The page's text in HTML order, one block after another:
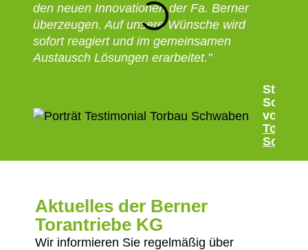
den neuen Innovationen der Fa. Berner
überzeugen. Auf unsere Wünsche wird
sofort reagiert und im gemeinsamen
Austausch Lösungen erarbeitet."
Stefan
von
Torbau
Aktuelles der Berner
Torantriebe KG
Wir informieren Sie regelmäßig über